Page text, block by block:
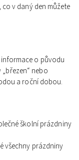
v daný den můžete
informace o původu
nebo
a roční dobou.
školní prázdniny
všechny prázdniny